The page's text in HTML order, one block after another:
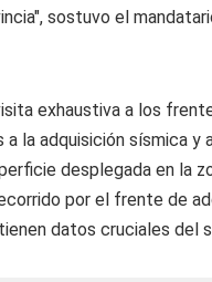
sostuvo el
exhaustiva a los
la adquisición sísmica y
desplegada en la
por el frente de
datos cruciales del